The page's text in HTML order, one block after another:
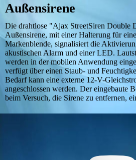
Außensirene
Die drahtlose "Ajax StreetSiren Double
Außensirene, mit einer Halterung für
Markenblende, signalisiert die
akustischen Alarm und einer LED.
werden in der mobilen Anwendung
verfügt über einen Staub- und
Bedarf kann eine externe 12-V-
angeschlossen werden. Der eingebaute
beim Versuch, die Sirene zu entfernen,